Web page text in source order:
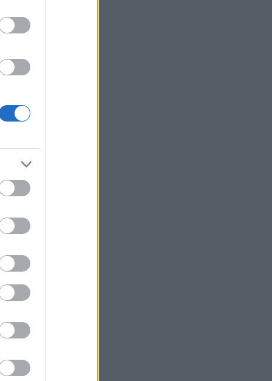
Τσίπρας: Στις 2 Σεπτεμβρίου η
προγράμματος της ΕΛ.Α.Σ. στη
Θεσσαλονίκη
ομοσπονδιακής κυβέρνησης - Αγνόησε
τον Τραμπ για το Ιράν
βοήθεια 1 δισ. δολαρίων στη νέα
κυβέρνηση της Κολομβίας
Τουρκία: Περιορίζει την εμπορική
ναυσιπλοΐα προς τη Μαύρη Θάλασσα
για την Ουκρανία ανοιχτά της Οδησσού
καμμία ανεμογεννήτρια στις
αναδασωτέες και πυρόπληκτες
Ιταλία: Όλες οι πόλεις στο υψηλότερο
Ρωσία: Πυρκαγιά σε διυλιστήριο
πετρελαίου της περιφέρειας